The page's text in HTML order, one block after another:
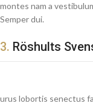
montes nam a
Semper dui.
3. Röshults
urus lobortis senectus